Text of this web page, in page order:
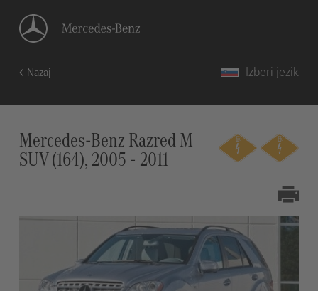
Nazaj Izberi jezik
Mercedes-Benz Razred M
SUV (164), 2005 - 2011